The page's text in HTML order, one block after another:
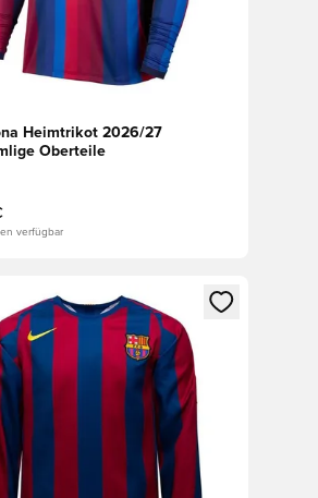
Heimtrikot 2026/27
Oberteile
verfügbar
als Mitglied
neues Fenster zum Anmelden oder